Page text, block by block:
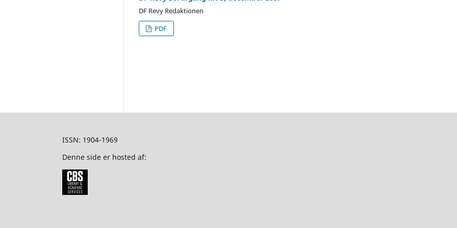
DF Revy Redaktionen
PDF
ISSN: 1904-1969
Denne side er hosted af: